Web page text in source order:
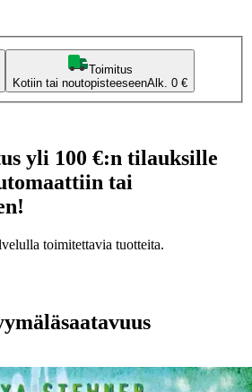
Toimitus
Kotiin tai noutopisteeseenAlk. 0 €
yli 100 €:n tilauksille
tai
toimitettavia tuotteita.